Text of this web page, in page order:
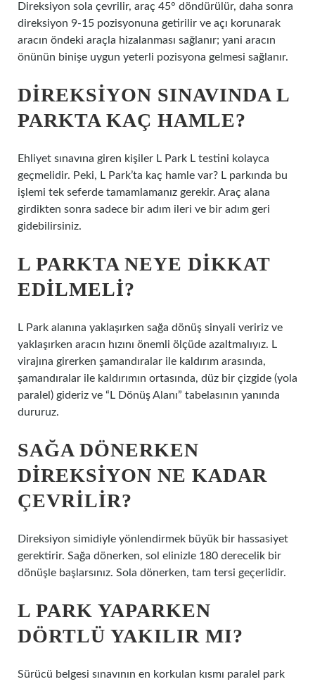
Direksiyon sola çevrilir, araç 45° döndürülür, daha sonra
direksiyon 9-15 pozisyonuna getirilir ve açı korunarak
aracın öndeki araçla hizalanması sağlanır; yani aracın
önünün binişe uygun yeterli pozisyona gelmesi sağlanır.
DIREKSIYON SINAVINDA L
PARKTA KAÇ HAMLE?
Ehliyet sınavına giren kişiler L Park L testini kolayca
geçmelidir. Peki, L Park’ta kaç hamle var? L parkında bu
işlemi tek seferde tamamlamanız gerekir. Araç alana
girdikten sonra sadece bir adım ileri ve bir adım geri
gidebilirsiniz.
L PARKTA NEYE DIKKAT
EDILMELI?
L Park alanına yaklaşırken sağa dönüş sinyali veririz ve
yaklaşırken aracın hızını önemli ölçüde azaltmalıyız. L
virajına girerken şamandıralar ile kaldırım arasında,
şamandıralar ile kaldırımın ortasında, düz bir çizgide (yola
paralel) gideriz ve “L Dönüş Alanı” tabelasının yanında
dururuz.
SAĞA DÖNERKEN
DIREKSIYON NE KADAR
ÇEVRILIR?
Direksiyon simidiyle yönlendirmek büyük bir hassasiyet
gerektirir. Sağa dönerken, sol elinizle 180 derecelik bir
dönüşle başlarsınız. Sola dönerken, tam tersi geçerlidir.
L PARK YAPARKEN
DÖRTLÜ YAKILIR MI?
Sürücü belgesi sınavının en korkulan kısmı paralel park